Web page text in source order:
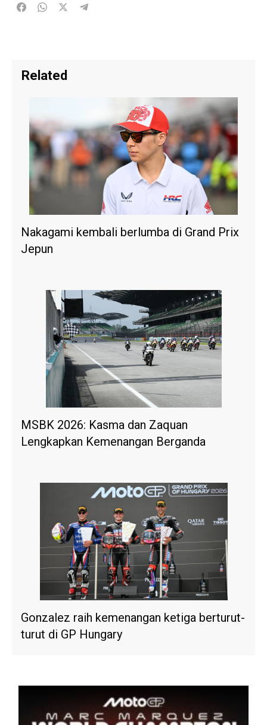
Related
Nakagami kembali berlumba di Grand Prix
Jepun
MSBK 2026: Kasma dan Zaquan
Lengkapkan Kemenangan Berganda
Gonzalez raih kemenangan ketiga berturut-
turut di GP Hungary